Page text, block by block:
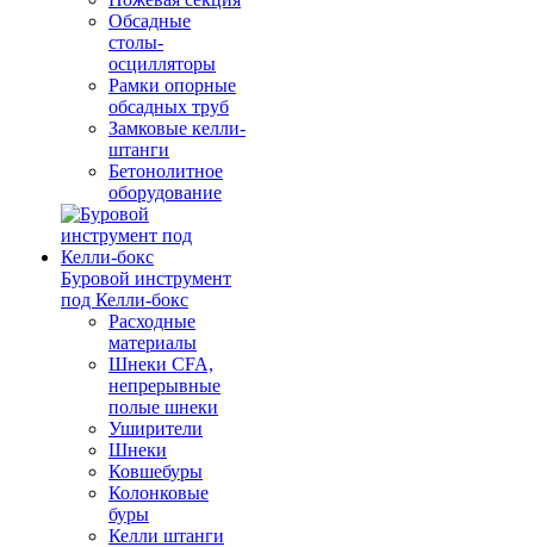
Обсадные
столы-
осцилляторы
Рамки опорные
обсадных труб
Замковые келли-
штанги
Бетонолитное
оборудование
Буровой инструмент
под Келли-бокс
Расходные
материалы
Шнеки CFA,
непрерывные
полые шнеки
Уширители
Шнеки
Ковшебуры
Колонковые
буры
Келли штанги